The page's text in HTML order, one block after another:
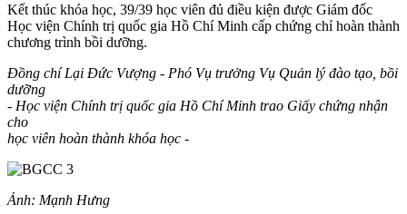
Kết thúc khóa học, 39/39 học viên đủ điều kiện được Giám đốc
Học viện Chính trị quốc gia Hồ Chí Minh cấp chứng chỉ hoàn thành
chương trình bồi dưỡng.
Đồng chí Lại Đức Vượng - Phó Vụ trưởng Vụ Quản lý đào tạo, bồi
dưỡng
- Học viện Chính trị quốc gia Hồ Chí Minh trao Giấy chứng nhận
cho
học viên hoàn thành khóa học -
Ảnh: Mạnh Hưng